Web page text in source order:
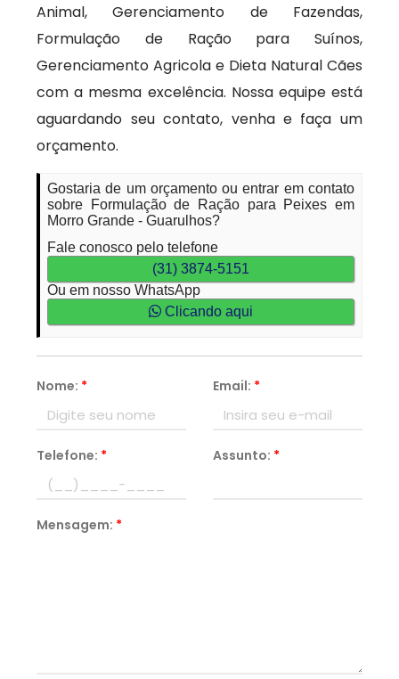
Animal, Gerenciamento de Fazendas,
Formulação de Ração para Suínos,
Gerenciamento Agricola e Dieta Natural Cães
com a mesma excelência. Nossa equipe está
aguardando seu contato, venha e faça um
orçamento.
Gostaria de um orçamento ou entrar em contato
sobre Formulação de Ração para Peixes em
Morro Grande - Guarulhos?
Fale conosco pelo telefone
(31) 3874-5151
Ou em nosso WhatsApp
Clicando aqui
Nome: * Email: *
Telefone: * Assunto: *
Mensagem: *